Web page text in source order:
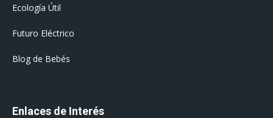
Ecología Útil
Futuro Eléctrico
Blog de Bebés
Enlaces de Interés